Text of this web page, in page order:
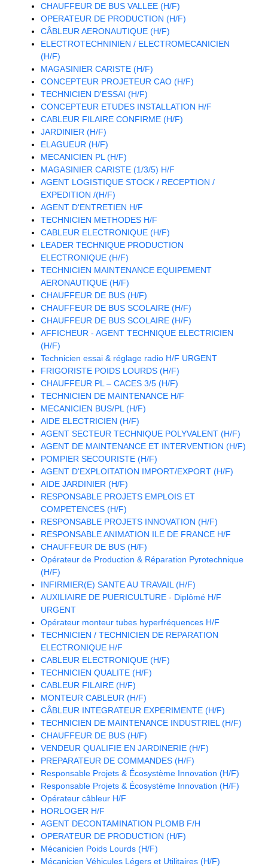
CHAUFFEUR DE BUS VALLEE (H/F)
OPERATEUR DE PRODUCTION (H/F)
CÂBLEUR AERONAUTIQUE (H/F)
ELECTROTECHNINIEN / ELECTROMECANICIEN
(H/F)
MAGASINIER CARISTE (H/F)
CONCEPTEUR PROJETEUR CAO (H/F)
TECHNICIEN D'ESSAI (H/F)
CONCEPTEUR ETUDES INSTALLATION H/F
CABLEUR FILAIRE CONFIRME (H/F)
JARDINIER (H/F)
ELAGUEUR (H/F)
MECANICIEN PL (H/F)
MAGASINIER CARISTE (1/3/5) H/F
AGENT LOGISTIQUE STOCK / RECEPTION /
EXPEDITION /(H/F)
AGENT D'ENTRETIEN H/F
TECHNICIEN METHODES H/F
CABLEUR ELECTRONIQUE (H/F)
LEADER TECHNIQUE PRODUCTION
ELECTRONIQUE (H/F)
TECHNICIEN MAINTENANCE EQUIPEMENT
AERONAUTIQUE (H/F)
CHAUFFEUR DE BUS (H/F)
CHAUFFEUR DE BUS SCOLAIRE (H/F)
CHAUFFEUR DE BUS SCOLAIRE (H/F)
AFFICHEUR - AGENT TECHNIQUE ELECTRICIEN
(H/F)
Technicien essai & réglage radio H/F URGENT
FRIGORISTE POIDS LOURDS (H/F)
CHAUFFEUR PL – CACES 3/5 (H/F)
TECHNICIEN DE MAINTENANCE H/F
MECANICIEN BUS/PL (H/F)
AIDE ELECTRICIEN (H/F)
AGENT SECTEUR TECHNIQUE POLYVALENT (H/F)
AGENT DE MAINTENANCE ET INTERVENTION (H/F)
POMPIER SECOURISTE (H/F)
AGENT D'EXPLOITATION IMPORT/EXPORT (H/F)
AIDE JARDINIER (H/F)
RESPONSABLE PROJETS EMPLOIS ET
COMPETENCES (H/F)
RESPONSABLE PROJETS INNOVATION (H/F)
RESPONSABLE ANIMATION ILE DE FRANCE H/F
CHAUFFEUR DE BUS (H/F)
Opérateur de Production & Réparation Pyrotechnique
(H/F)
INFIRMIER(E) SANTE AU TRAVAIL (H/F)
AUXILIAIRE DE PUERICULTURE - Diplômé H/F
URGENT
Opérateur monteur tubes hyperfréquences H/F
TECHNICIEN / TECHNICIEN DE REPARATION
ELECTRONIQUE H/F
CABLEUR ELECTRONIQUE (H/F)
TECHNICIEN QUALITE (H/F)
CABLEUR FILAIRE (H/F)
MONTEUR CABLEUR (H/F)
CÂBLEUR INTEGRATEUR EXPERIMENTE (H/F)
TECHNICIEN DE MAINTENANCE INDUSTRIEL (H/F)
CHAUFFEUR DE BUS (H/F)
VENDEUR QUALIFIE EN JARDINERIE (H/F)
PREPARATEUR DE COMMANDES (H/F)
Responsable Projets & Écosystème Innovation (H/F)
Responsable Projets & Écosystème Innovation (H/F)
Opérateur câbleur H/F
HORLOGER H/F
AGENT DECONTAMINATION PLOMB F/H
OPERATEUR DE PRODUCTION (H/F)
Mécanicien Poids Lourds (H/F)
Mécanicien Véhicules Légers et Utilitaires (H/F)